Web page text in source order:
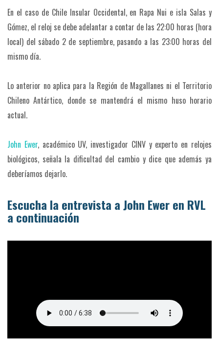
En el caso de Chile Insular Occidental, en Rapa Nui e isla Salas y
Gómez, el reloj se debe adelantar a contar de las 22:00 horas (hora
local) del sábado 2 de septiembre, pasando a las 23:00 horas del
mismo día.
Lo anterior no aplica para la Región de Magallanes ni el Territorio
Chileno Antártico, donde se mantendrá el mismo huso horario
actual.
John Ewer, académico UV, investigador CINV y experto en relojes
biológicos, señala la dificultad del cambio y dice que además ya
deberíamos dejarlo.
Escucha la entrevista a John Ewer en RVL
a continuación